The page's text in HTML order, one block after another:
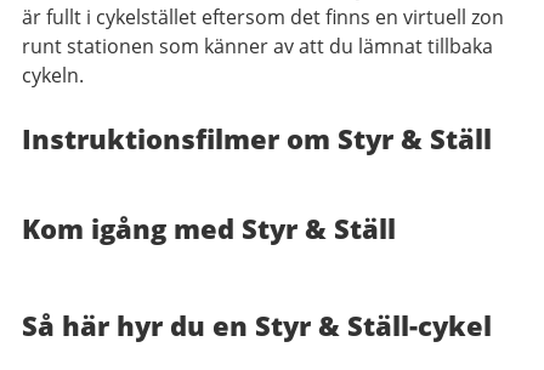
är fullt i cykelstället eftersom det finns en virtuell zon
runt stationen som känner av att du lämnat tillbaka
cykeln.
Instruktionsfilmer om Styr & Ställ
Kom igång med Styr & Ställ
Så här hyr du en Styr & Ställ-cykel